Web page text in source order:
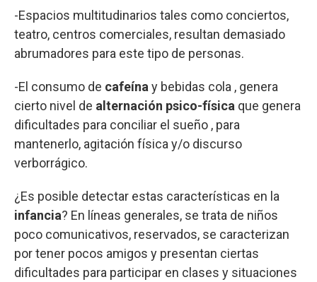
-Espacios multitudinarios tales como conciertos,
teatro, centros comerciales, resultan demasiado
abrumadores para este tipo de personas.
-El consumo de cafeína y bebidas cola , genera
cierto nivel de alternación psico-física que genera
dificultades para conciliar el sueño , para
mantenerlo, agitación física y/o discurso
verborrágico.
¿Es posible detectar estas características en la
infancia? En líneas generales, se trata de niños
poco comunicativos, reservados, se caracterizan
por tener pocos amigos y presentan ciertas
dificultades para participar en clases y situaciones